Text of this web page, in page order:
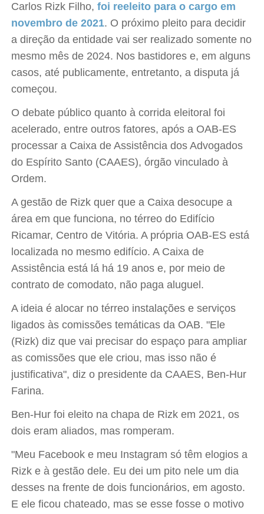
Carlos Rizk Filho,foi reeleito para o cargo em
novembro de 2021. O próximo pleito para decidir
a direção da entidade vai ser realizado somente no
mesmo mês de 2024. Nos bastidores e, em alguns
casos, até publicamente, entretanto, a disputa já
começou.
O debate público quanto à corrida eleitoral foi
acelerado, entre outros fatores, após a OAB-ES
processar a Caixa de Assistência dos Advogados
do Espírito Santo (CAAES), órgão vinculado à
Ordem.
A gestão de Rizk quer que a Caixa desocupe a
área em que funciona, no térreo do Edifício
Ricamar, Centro de Vitória. A própria OAB-ES está
localizada no mesmo edifício. A Caixa de
Assistência está lá há 19 anos e, por meio de
contrato de comodato, não paga aluguel.
A ideia é alocar no térreo instalações e serviços
ligados às comissões temáticas da OAB. "Ele
(Rizk) diz que vai precisar do espaço para ampliar
as comissões que ele criou, mas isso não é
justificativa", diz o presidente da CAAES, Ben-Hur
Farina.
Ben-Hur foi eleito na chapa de Rizk em 2021, os
dois eram aliados, mas romperam.
"Meu Facebook e meu Instagram só têm elogios a
Rizk e à gestão dele. Eu dei um pito nele um dia
desses na frente de dois funcionários, em agosto.
E ele ficou chateado, mas se esse fosse o motivo